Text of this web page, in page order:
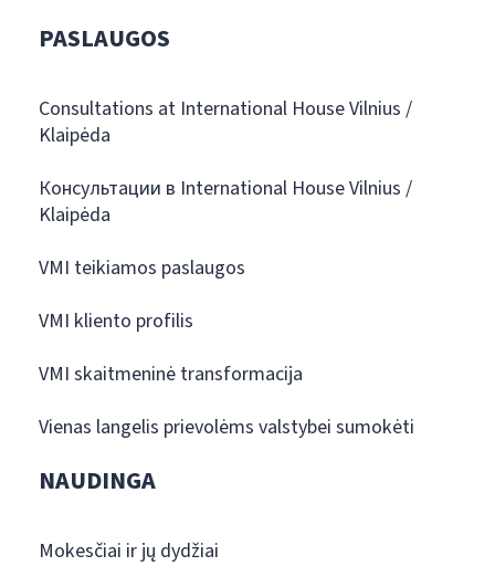
PASLAUGOS
Consultations at International House Vilnius /
Klaipėda
Консультации в International House Vilnius /
Klaipėda
VMI teikiamos paslaugos
VMI kliento profilis
VMI skaitmeninė transformacija
Vienas langelis prievolėms valstybei sumokėti
NAUDINGA
Mokesčiai ir jų dydžiai